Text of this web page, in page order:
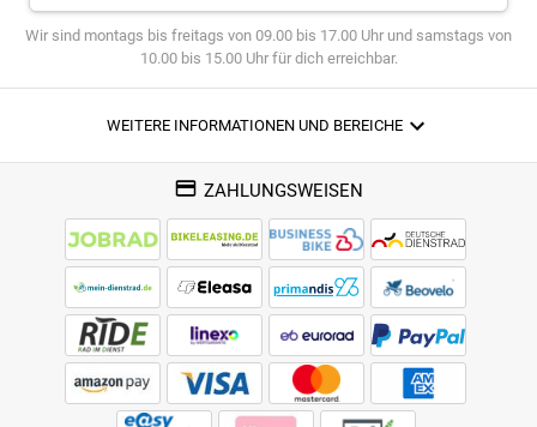
Wir sind montags bis freitags von 09.00 bis 17.00 Uhr und samstags von
10.00 bis 15.00 Uhr für dich erreichbar.
WEITERE INFORMATIONEN UND BEREICHE
ZAHLUNGSWEISEN